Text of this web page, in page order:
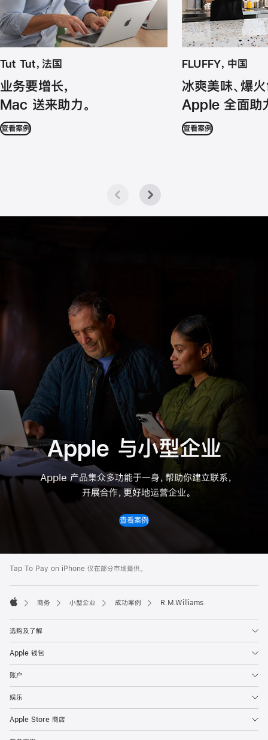
Tut Tut，法国
业务要增长，
Mac 送来助力。
查看案例
FLUFFY，中国
冰爽美味、爆火
Apple 全面助
查看案例
Apple 与小型企业
Apple 产品集众多功能于一身，帮助你建立联系，
开展合作，更好地运营企业。
查看案例
Footer
Tap To Pay on iPhone 仅在部分市场提供。

商务 小型企业 成功案例 R.M.Williams
选购及了解
Apple 钱包
账户
娱乐
Apple Store 商店